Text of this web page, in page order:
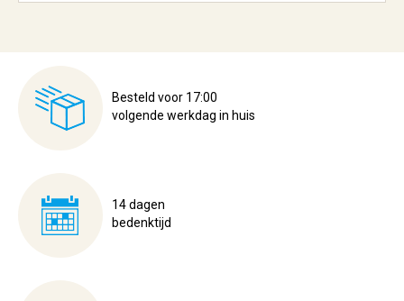
Besteld voor 17:00
volgende werkdag in huis
14 dagen
bedenktijd